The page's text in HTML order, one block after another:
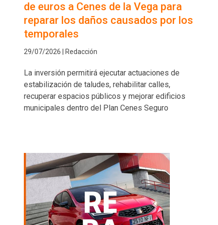
de euros a Cenes de la Vega para
reparar los daños causados por los
temporales
29/07/2026 | Redacción
La inversión permitirá ejecutar actuaciones de
estabilización de taludes, rehabilitar calles,
recuperar espacios públicos y mejorar edificios
municipales dentro del Plan Cenes Seguro